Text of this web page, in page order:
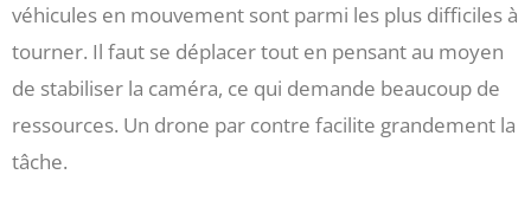
véhicules en mouvement sont parmi les plus difficiles à
tourner. Il faut se déplacer tout en pensant au moyen
de stabiliser la caméra, ce qui demande beaucoup de
ressources. Un drone par contre facilite grandement la
tâche.